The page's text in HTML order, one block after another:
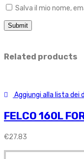
Salva il mio nome,
Related products
Aggiungi alla lista dei
FELCO 160L
€27.83